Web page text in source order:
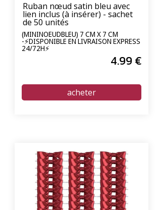
Ruban nœud satin bleu avec
lien inclus (à insérer) - sachet
de 50 unités
(MININOEUDBLEU) 7 CM X 7 CM
-⚡DISPONIBLE EN LIVRAISON EXPRESS
24/72H⚡
4.99 €